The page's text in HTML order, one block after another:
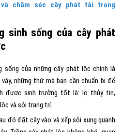
chăm sóc cây phát tài trong
sinh sống của cây phát
sống của những cây phát lộc chính là
những thứ mà bạn cần chuẩn bị để
được sinh trưởng tốt là: lọ thủy tin,
và sỏi trang trí.
đó đặt cây vào và xếp sỏi xung quanh